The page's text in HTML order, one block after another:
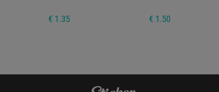
€ 1.35 € 1.50